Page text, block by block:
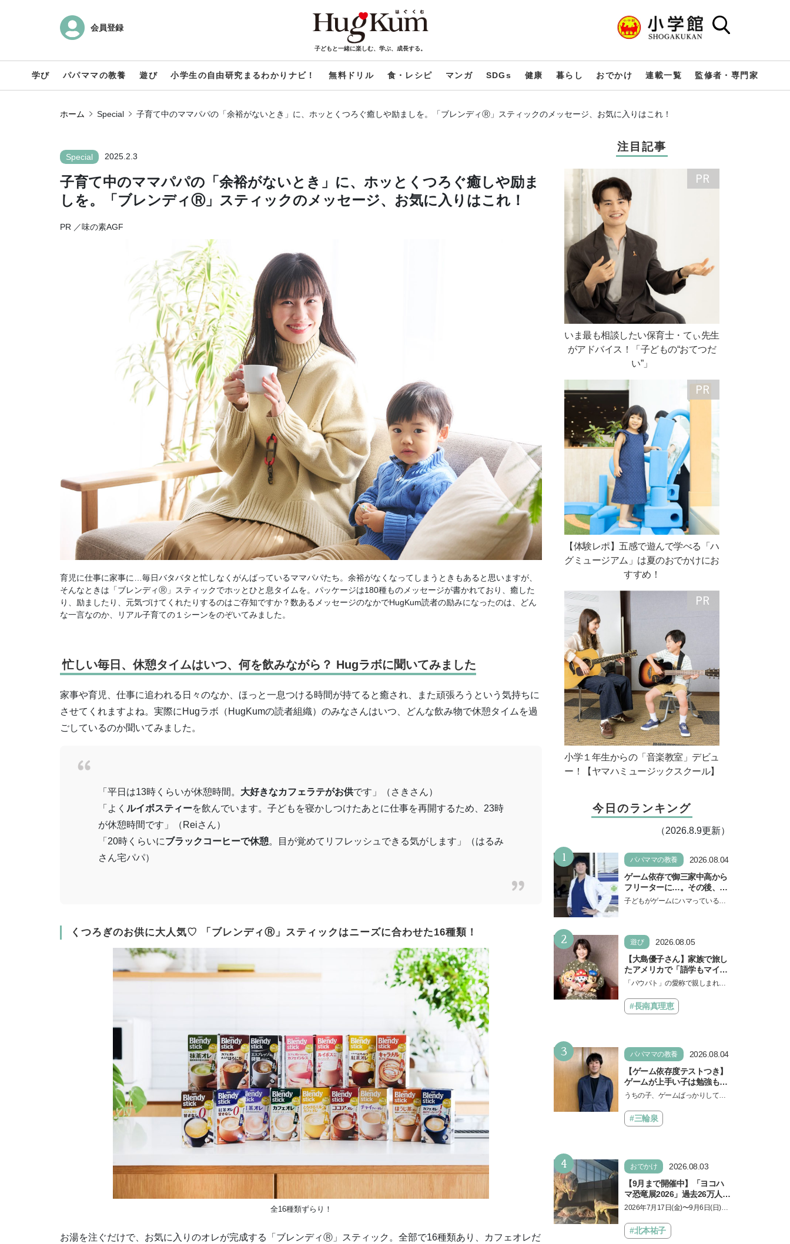
会員登録
子どもと一緒に楽しむ、学ぶ、成長する。
学び パパママの教養 遊び 小学生の自由研究まるわかりナビ！ 無料ドリル 食・レシピ マンガ SDGs 健康 暮らし おでかけ 連載一覧 監修者・専門家
ホーム Special 子育て中のママパパの「余裕がないとき」に、ホッとくつろぐ癒しや励ましを。「ブレンディⓇ」スティックのメッセージ、お気に入りはこれ！
Special 2025.2.3
子育て中のママパパの「余裕がないとき」に、ホッとくつろぐ癒しや励ま
しを。「ブレンディⓇ」スティックのメッセージ、お気に入りはこれ！
PR ／味の素AGF
育児に仕事に家事に…毎日バタバタと忙しなくがんばっているママパパたち。余裕がなくなってしまうときもあると思いますが、
そんなときは「ブレンディⓇ」スティックでホッとひと息タイムを。パッケージは180種ものメッセージが書かれており、癒した
り、励ましたり、元気づけてくれたりするのはご存知ですか？数あるメッセージのなかでHugKum読者の励みになったのは、どん
な一言なのか、リアル子育ての１シーンをのぞいてみました。
忙しい毎日、休憩タイムはいつ、何を飲みながら？ Hugラボに聞いてみました
家事や育児、仕事に追われる日々のなか、ほっと一息つける時間が持てると癒され、また頑張ろうという気持ちに
させてくれますよね。実際にHugラボ（HugKumの読者組織）のみなさんはいつ、どんな飲み物で休憩タイムを過
ごしているのか聞いてみました。
「平日は13時くらいが休憩時間。 大好きなカフェラテがお供です」（さきさん）
「よく ルイボスティーを飲んでいます。子どもを寝かしつけたあとに仕事を再開するため、23時
が休憩時間です」（Reiさん）
「20時くらいにブラックコーヒーで休憩。目が覚めてリフレッシュできる気がします」（はるみ
さん宅パパ）
くつろぎのお供に大人気♡ 「ブレンディⓇ 」スティックはニーズに合わせた16種類！
全16種類ずらり！
お湯を注ぐだけで、お気に入りのオレが完成する「ブレンディⓇ」スティック。全部で16種類あり、カフェオレだ
注目記事
いま最も相談したい保育士・てぃ先生
がアドバイス！「子どもの“おてつだ
い”」
【体験レポ】五感で遊んで学べる「ハ
グミュージアム」は夏のおでかけにお
すすめ！
小学１年生からの「音楽教室」デビュ
ー！【ヤマハミュージックスクール】
今日のランキング
（2026.8.9更新）
1 パパママの教養
2026.08.04
ゲーム依存で御三家中高から
フリーターに…。その後、医
学部へ逆転合格した現役医師
子どもがゲームにハマっている
2 遊び
2026.08.05
【大島優子さん】家族で旅し
たアメリカで「語学もマイン
ドも！ 子どもの成長はすごか
『パウ・パトロール ザ・ダイ
ノ・ムービー』ではあきらめ
「パウパト」の愛称で親しまれる
の劇場版シリーズ第3弾、映画『パ
ウ・パトロール ザ…
#長南真理恵
3 パパママの教養
2026.08.04
【ゲーム依存度テストつき】
ゲームが上手い子は勉強もで
きる？御三家中高卒でゲーマ
えるゲームしながら受験で勝
つためのメソッド
うちの子、ゲームばっかりしてい
言し、子どもとトラブルになる家
庭は多いもの。でも…
#三輪泉
4 おでかけ
2026.08.03
【9月まで開催中】「ヨコハ
マ恐竜展2026」過去26万人を
動員した恐竜展が9年ぶりに
しむポイントを完全ガイド
2026年7月17日(金)〜9月6日(日)、
「ヨコハマ恐竜展2026〜恐竜の食
卓大図鑑〜」が開催…
#北本祐子